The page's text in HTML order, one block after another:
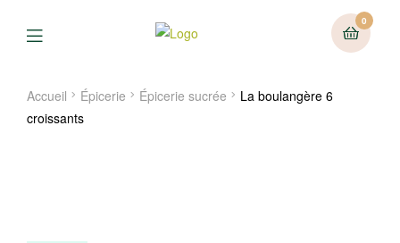
0
Menu
Accueil Épicerie Épicerie sucrée
La boulangère 6
croissants